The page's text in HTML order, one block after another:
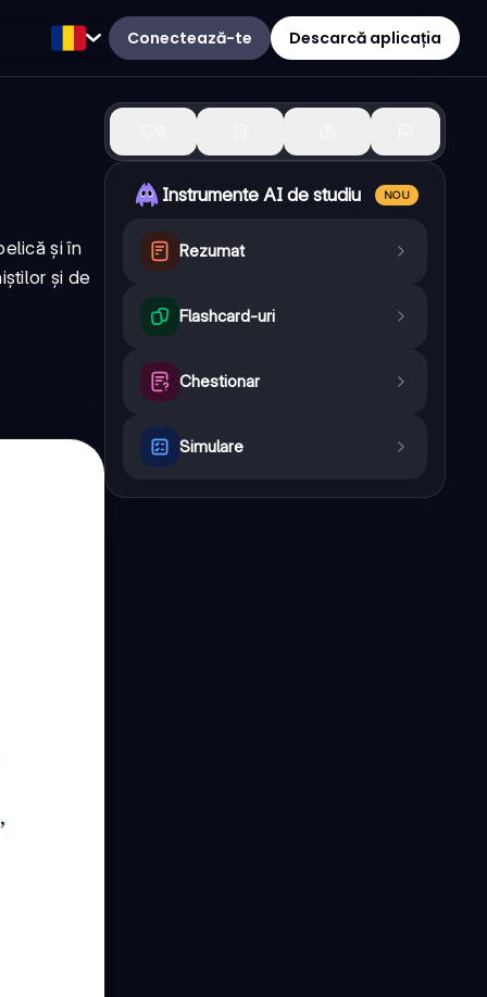
Conectează-te Descarcă aplicația
și în
și de
Instrumente AI de studiu NOU
Rezumat
Flashcard-uri
Chestionar
Simulare